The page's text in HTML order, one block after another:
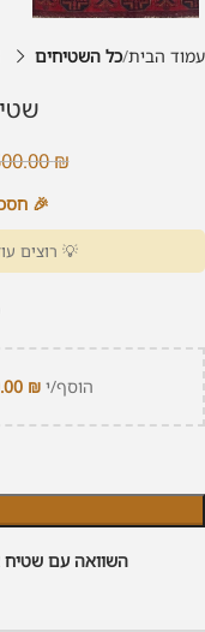
עמוד הבית כל השטיחים
₪
🎉
💡 רוצים עוד 15%
הוסף/י₪
השוואה עם